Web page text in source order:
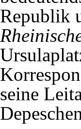
Republik
seine